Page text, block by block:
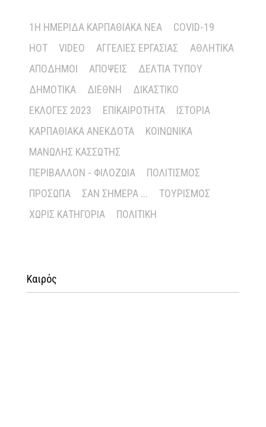
1Η ΗΜΕΡΊΔΑ ΚΑΡΠΑΘΙΑΚΆ ΝΈΑ
COVID-19
HOT
VIDEO ΑΓΓΕΛΊΕΣ ΕΡΓΑΣΊΑΣ
ΑΘΛΗΤΙΚΆ
ΑΠΌΔΗΜΟΙ
ΑΠΌΨΕΙΣ
ΔΕΛΤΊΑ ΤΎΠΟΥ
ΔΗΜΟΤΙΚΆ
ΔΙΕΘΝΉ
ΔΙΚΑΣΤΙΚΌ
ΕΚΛΟΓΈΣ 2023
ΕΠΙΚΑΙΡΌΤΗΤΑ
ΙΣΤΟΡΊΑ
ΚΑΡΠΑΘΙΑΚΆ ΑΝΈΚΔΟΤΑ
ΚΟΙΝΩΝΙΚΆ
ΜΑΝΏΛΗΣ ΚΑΣΣΏΤΗΣ
ΠΕΡΙΒΆΛΛΟΝ - ΦΙΛΟΖΩΊΑ
ΠΟΛΙΤΙΣΜΌΣ
ΠΡΌΣΩΠΑ
ΣΑΝ ΣΉΜΕΡΑ ...
ΤΟΥΡΙΣΜΌΣ
ΧΩΡΊΣ ΚΑΤΗΓΟΡΊΑ
ΠΟΛΙΤΙΚΉ
Καιρός